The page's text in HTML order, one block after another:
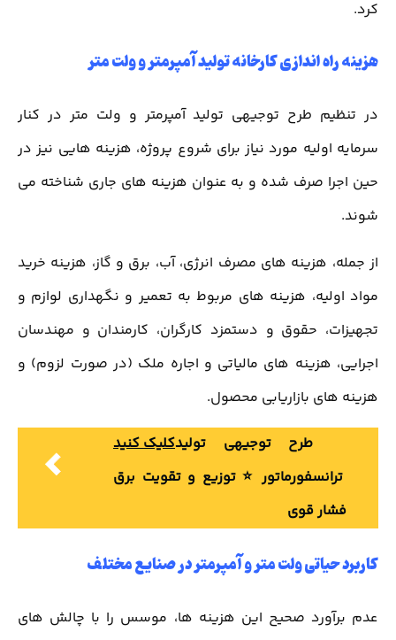
کرد.
هزینه راه اندازی کارخانه تولید آمپرمتر و ولت متر
در تنظیم طرح توجیهی تولید آمپرمتر و ولت متر در کنار
سرمایه اولیه مورد نیاز برای شروع پروژه، هزینه هایی نیز در
حین اجرا صرف شده و به عنوان هزینه های جاری شناخته می
شوند.
از جمله، هزینه های مصرف انرژی، آب، برق و گاز، هزینه خرید
مواد اولیه، هزینه های مربوط به تعمیر و نگهداری لوازم و
تجهیزات، حقوق و دستمزد کارگران، کارمندان و مهندسان
اجرایی، هزینه های مالیاتی و اجاره ملک (در صورت لزوم) و
هزینه های بازاریابی محصول.
کلیک کنیدطرح توجیهی تولید
ترانسفورماتور ⭐️ توزیع و تقویت برق
فشار قوی
کاربرد حیاتی ولت متر و آمپرمتر در صنایع مختلف
عدم برآورد صحیح این هزینه ها، موسس را با چالش های